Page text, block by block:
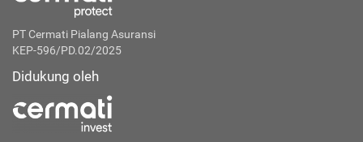
PT Cermati Pialang Asuransi
KEP-596/PD.02/2025
Didukung oleh